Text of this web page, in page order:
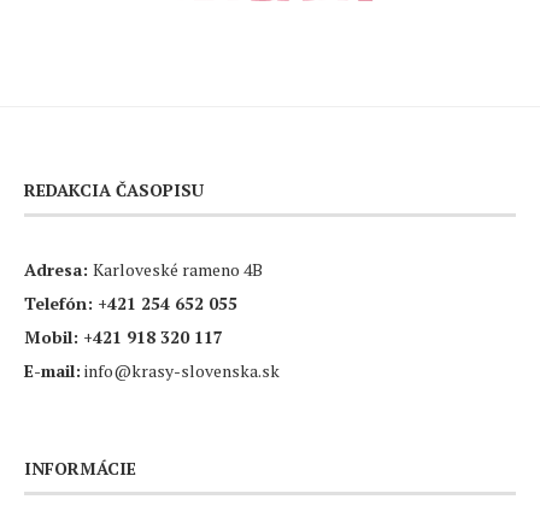
REDAKCIA ČASOPISU
Adresa: Karloveské rameno 4B
Telefón: +421 254 652 055
Mobil: +421 918 320 117
E-mail: info@krasy-slovenska.sk
INFORMÁCIE